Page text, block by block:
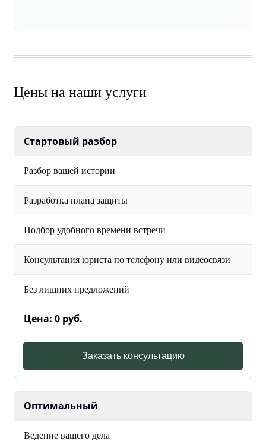
Цены на наши услуги
Стартовый разбор
Разбор вашей истории
Разработка плана защиты
Подбор удобного времени встречи
Консультация юриста по телефону или видеосвязи
Без лишних предложений
Цена: 0 руб.
Заказать консультацию
Оптимальный
Ведение вашего дела